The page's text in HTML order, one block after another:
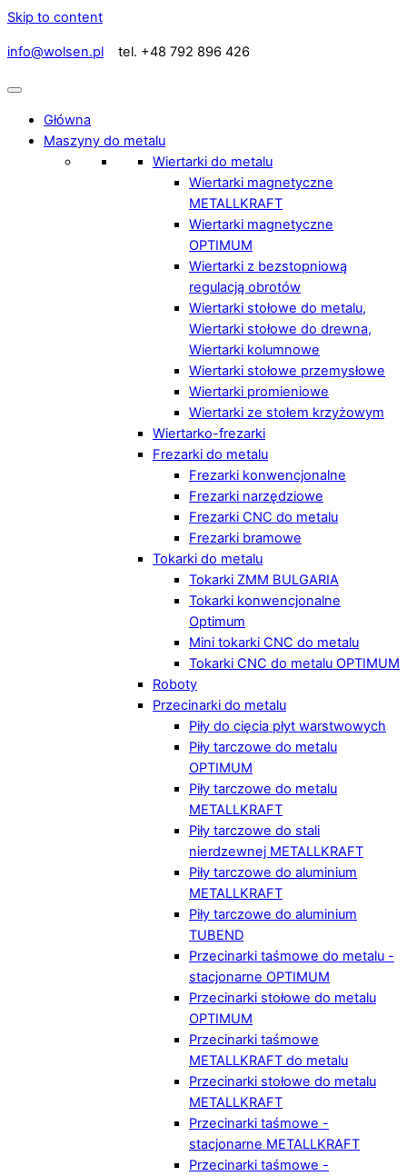
Skip to content
info@wolsen.pl tel. +48 792 896 426
Główna
Maszyny do metalu
Wiertarki do metalu
Wiertarki magnetyczne
METALLKRAFT
Wiertarki magnetyczne
OPTIMUM
Wiertarki z bezstopniową
regulacją obrotów
Wiertarki stołowe do metalu,
Wiertarki stołowe do drewna,
Wiertarki kolumnowe
Wiertarki stołowe przemysłowe
Wiertarki promieniowe
Wiertarki ze stołem krzyżowym
Wiertarko-frezarki
Frezarki do metalu
Frezarki konwencjonalne
Frezarki narzędziowe
Frezarki CNC do metalu
Frezarki bramowe
Tokarki do metalu
Tokarki ZMM BULGARIA
Tokarki konwencjonalne
Optimum
Mini tokarki CNC do metalu
Tokarki CNC do metalu OPTIMUM
Roboty
Przecinarki do metalu
Piły do cięcia płyt warstwowych
Piły tarczowe do metalu
OPTIMUM
Piły tarczowe do metalu
METALLKRAFT
Piły tarczowe do stali
nierdzewnej METALLKRAFT
Piły tarczowe do aluminium
METALLKRAFT
Piły tarczowe do aluminium
TUBEND
Przecinarki taśmowe do metalu -
stacjonarne OPTIMUM
Przecinarki stołowe do metalu
OPTIMUM
Przecinarki taśmowe
METALLKRAFT do metalu
Przecinarki stołowe do metalu
METALLKRAFT
Przecinarki taśmowe -
stacjonarne METALLKRAFT
Przecinarki taśmowe -